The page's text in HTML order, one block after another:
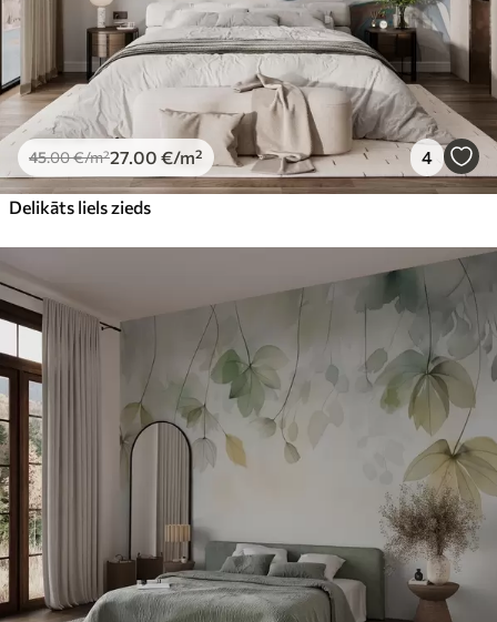
45.00€/m²27 .00 €/m² 4
Delikāts liels zieds